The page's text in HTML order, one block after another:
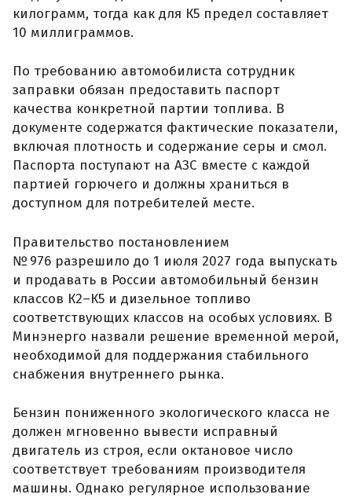
килограмм, тогда как для К5 предел составляет
10 миллиграммов.
По требованию автомобилиста сотрудник
заправки обязан предоставить паспорт
качества конкретной партии топлива. В
документе содержатся фактические показатели,
включая плотность и содержание серы и смол.
Паспорта поступают на АЗС вместе с каждой
партией горючего и должны храниться в
доступном для потребителей месте.
Правительство постановлением
№ 976 разрешило до 1 июля 2027 года выпускать
и продавать в России автомобильный бензин
классов К2–К5 и дизельное топливо
соответствующих классов на особых условиях. В
Минэнерго назвали решение временной мерой,
необходимой для поддержания стабильного
снабжения внутреннего рынка.
Бензин пониженного экологического класса не
должен мгновенно вывести исправный
двигатель из строя, если октановое число
соответствует требованиям производителя
машины. Однако регулярное использование